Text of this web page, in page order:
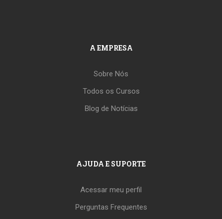
A EMPRESA
Sobre Nós
Todos os Cursos
Blog de Notícias
AJUDA E SUPORTE
Acessar meu perfil
Perguntas Frequentes